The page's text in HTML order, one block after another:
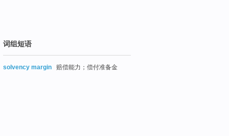
词组短语
solvency margin 赔偿能力；偿付准备金